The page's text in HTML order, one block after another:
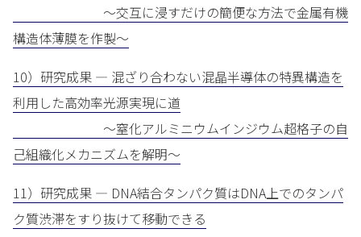
～交互に浸すだけの簡便な方法で金属有機
構造体薄膜を作製～
10）研究成果 — 混ざり合わない混晶半導体の特異構造を
利用した高効率光源実現に道
～窒化アルミニウムインジウム超格子の自
己組織化メカニズムを解明～
11）研究成果 — DNA結合タンパク質はDNA上でのタンパ
ク質渋滞をすり抜けて移動できる